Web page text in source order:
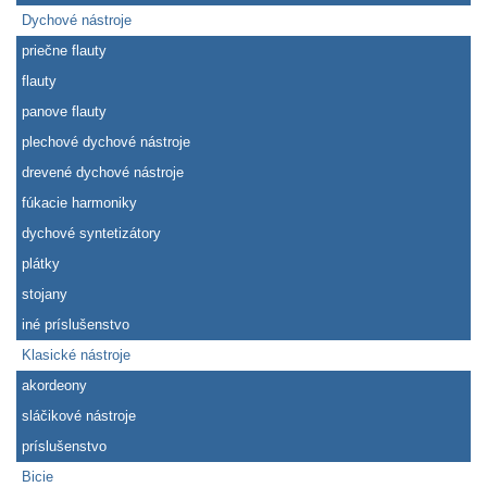
Dychové nástroje
priečne flauty
flauty
panove flauty
plechové dychové nástroje
drevené dychové nástroje
fúkacie harmoniky
dychové syntetizátory
plátky
stojany
iné príslušenstvo
Klasické nástroje
akordeony
sláčikové nástroje
príslušenstvo
Bicie